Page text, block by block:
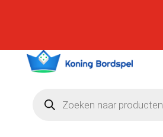
zoeken